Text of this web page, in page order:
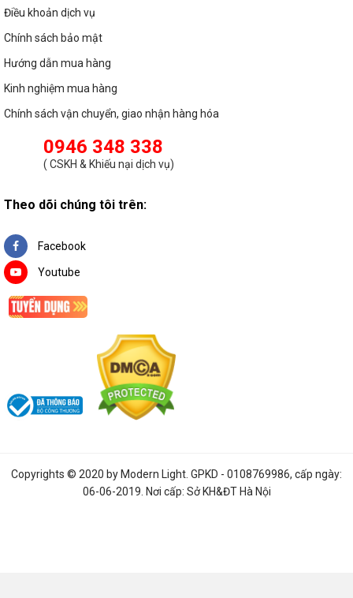
Điều khoản dịch vụ
Chính sách bảo mật
Hướng dẫn mua hàng
Kinh nghiệm mua hàng
Chính sách vận chuyển, giao nhận hàng hóa
0946 348 338
( CSKH & Khiếu nại dịch vụ)
Theo dõi chúng tôi trên:
Facebook
Youtube
Copyrights © 2020 by Modern Light . GPKD - 0108769986, cấp ngày:
06-06-2019. Nơi cấp: Sở KH&ĐT Hà Nội